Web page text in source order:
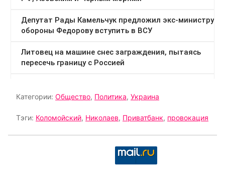
Категории: Общество, Политика, Украина
Тэги: Коломойский, Николаев, Приватбанк, провокация